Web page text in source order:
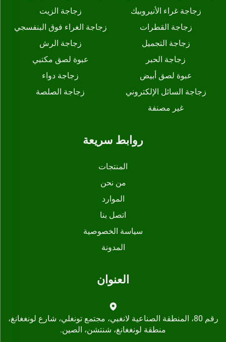
زجاجة غراء الأنيروبيك
زجاجة الزيت
زجاجة القطرات
زجاجة الغراء فوق البنفسجي
زجاجة التجميل
زجاجة الرش
زجاجة الحبر
عبوة لصق مكتبي
عبوة لصق أبيض
زجاجة دواء
زجاجة السائل الإلكتروني
زجاجة الصلصة
غير مصنفة
روابط سريعة
المنتجات
من نحن
الموارد
اتصل بنا
سياسة الخصوصية
المدونة
العنوان
رقم 80، المنطقة الصناعية لانغبي، مجتمع تونغلي، شارع لونغغانغ،
منطقة لونغغانغ، شنتشن، الصين.